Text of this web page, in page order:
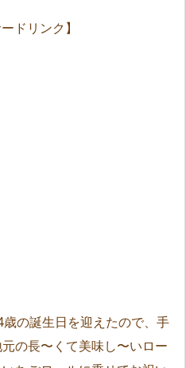
ドリンク】
の誕生日を迎えたので、手
の長〜くて美味し〜いロー